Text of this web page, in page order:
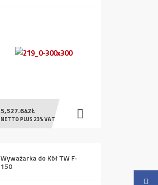
5,527.64ZŁ
NETTO PLUS 23% VAT
Wyważarka do Kół TW F-
150